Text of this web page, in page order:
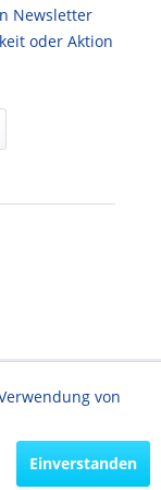
Newsletter
oder Aktion
von
Einverstanden